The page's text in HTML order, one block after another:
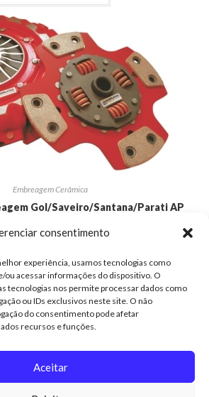
consentimento
experiência, usamos tecnologias como
ou acessar informações do dispositivo. O
tecnologias nos permite processar dados como
ou IDs exclusivos neste site. O não
do consentimento pode afetar
recursos e funções.
Aceitar
Embreagem Cerâmica
Gol/Saveiro/Santana/Parati AP
777,30
Adicionar ao carrinho